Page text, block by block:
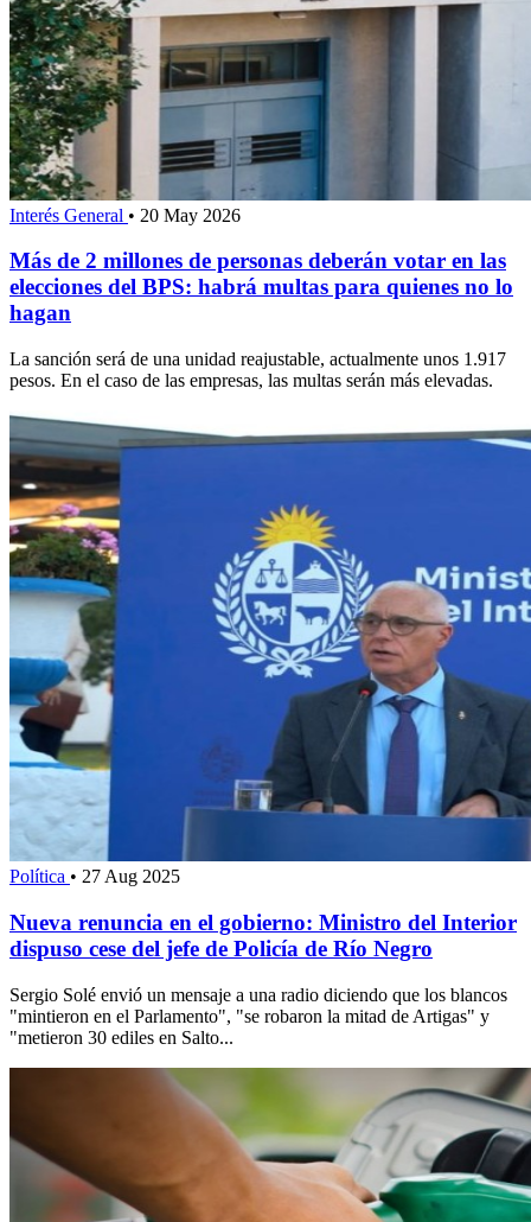
Interés General • 20 May 2026
Más de 2 millones de personas deberán votar en las
elecciones del BPS: habrá multas para quienes no lo
hagan
La sanción será de una unidad reajustable, actualmente unos 1.917
pesos. En el caso de las empresas, las multas serán más elevadas.
Política • 27 Aug 2025
Nueva renuncia en el gobierno: Ministro del Interior
dispuso cese del jefe de Policía de Río Negro
Sergio Solé envió un mensaje a una radio diciendo que los blancos
"mintieron en el Parlamento", "se robaron la mitad de Artigas" y
"metieron 30 ediles en Salto...